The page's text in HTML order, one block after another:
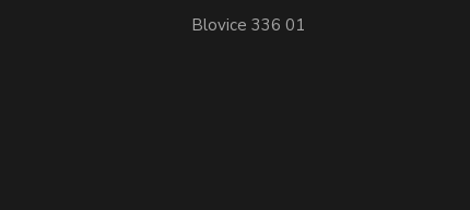
Blovice 336 01